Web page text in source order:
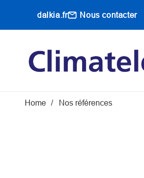
dalkia.fr Nous contacter
Fil d'Ariane
Home Nos références